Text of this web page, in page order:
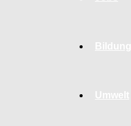
Bildung
Umwelt